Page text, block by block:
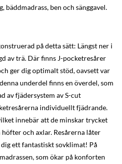
bäddmadrass, ben och sänggavel.
på detta sätt: Längst ner i
av trä. Där finns J-pocketresårer
ger dig optimalt stöd, oavsett var
underdel finns en överdel, som
av fjädersystem av S-cut
individuellt fjädrande.
innebär att de minskar trycket
och axlar. Resårerna låter
ett fantastiskt sovklimat! På
som ökar på konforten